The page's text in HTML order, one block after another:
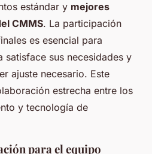
estándar y mejores
CMMS. La participación
es esencial para
satisface sus necesidades y
ajuste necesario. Este
estrecha entre los
y tecnología de
para el equipo